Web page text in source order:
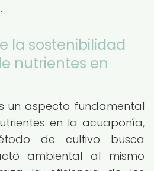
la sostenibilidad
nutrientes en
un aspecto fundamental
en la acuaponía,
de cultivo busca
ambiental al mismo